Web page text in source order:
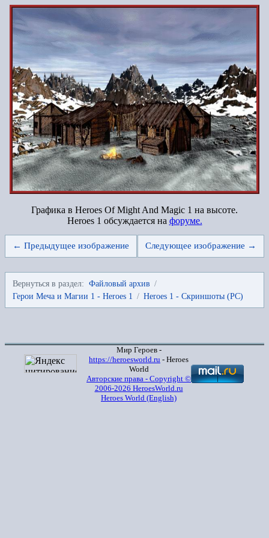
Графика в Heroes Of Might And Magic 1 на высоте.
Heroes 1 обсуждается на форуме.
← Предыдущее изображение Следующее изображение →
Вернуться в раздел: Файловый архив /
Герои Меча и Магии 1 - Heroes 1 / Heroes 1 - Скриншоты (PC)
Мир Героев -
https://heroesworld.ru - Heroes
World
Авторские права - Copyright ©
2006-2026 HeroesWorld.ru
Heroes World (English)